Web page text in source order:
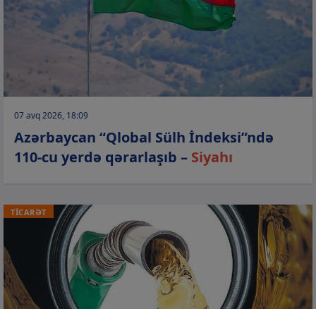
07 avq 2026, 18:09
Azərbaycan “Qlobal Sülh İndeksi”ndə
110-cu yerdə qərarlaşıb – Siyahı
TİCARƏT